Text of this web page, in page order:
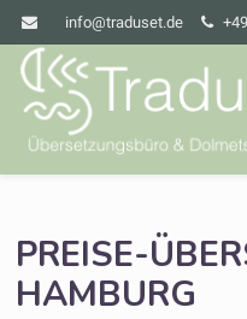
info@traduset.de
PREISE-
HAMBURG